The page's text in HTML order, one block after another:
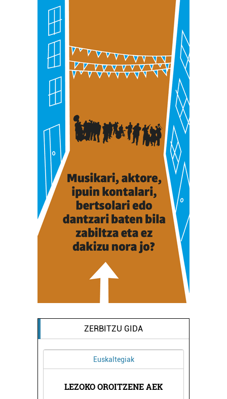
ZERBITZU GIDA
Euskaltegiak
LEZOKO OROITZENE AEK